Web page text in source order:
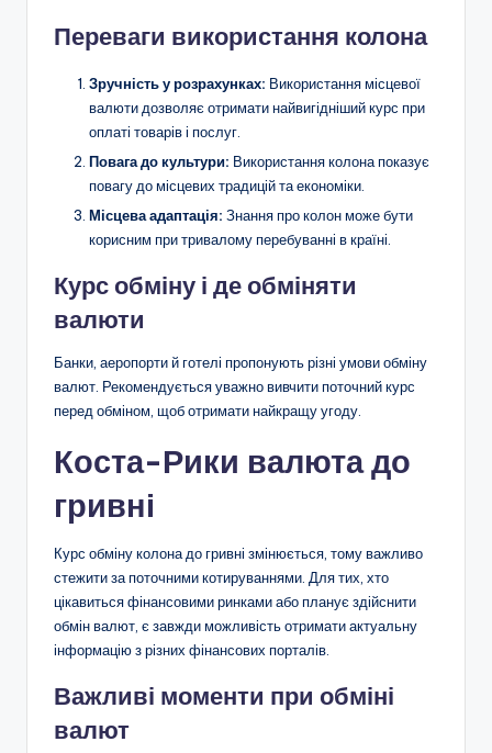
Переваги використання колона
Зручність у розрахунках: Використання місцевої
валюти дозволяє отримати найвигідніший курс при
оплаті товарів і послуг.
Повага до культури: Використання колона показує
повагу до місцевих традицій та економіки.
Місцева адаптація: Знання про колон може бути
корисним при тривалому перебуванні в країні.
Курс обміну і де обміняти
валюти
Банки, аеропорти й готелі пропонують різні умови обміну
валют. Рекомендується уважно вивчити поточний курс
перед обміном, щоб отримати найкращу угоду.
Коста-Рики валюта до
гривні
Курс обміну колона до гривні змінюється, тому важливо
стежити за поточними котируваннями. Для тих, хто
цікавиться фінансовими ринками або планує здійснити
обмін валют, є завжди можливість отримати актуальну
інформацію з різних фінансових порталів.
Важливі моменти при обміні
валют